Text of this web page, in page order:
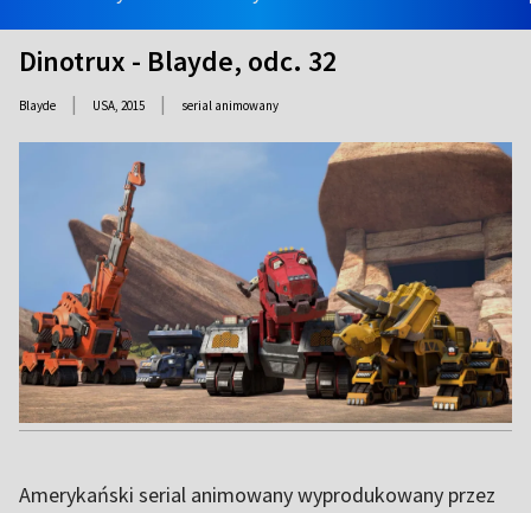
Dinotrux - Blayde, odc. 32
Blayde | USA, 2015 | serial animowany
Amerykański serial animowany wyprodukowany przez